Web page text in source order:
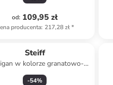
od: 109,95 zł
producenta: 217,28 zł*
Steiff
w kolorze granatowo-
czerwonym
-54%